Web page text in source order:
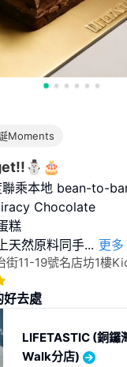
Moments
聯乘本地 bean-to-
Chocolate
糕
天然原料同手... 更多
街11-19號名店坊1樓
好去處
LIFETASTIC (銅鑼
Walk分店)